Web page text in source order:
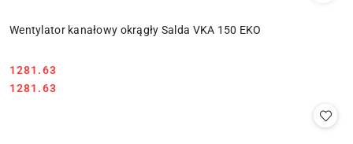
Wentylator kanałowy okrągły Salda VKA 150 EKO
Cena:
1281.63
Cena:
1281.63